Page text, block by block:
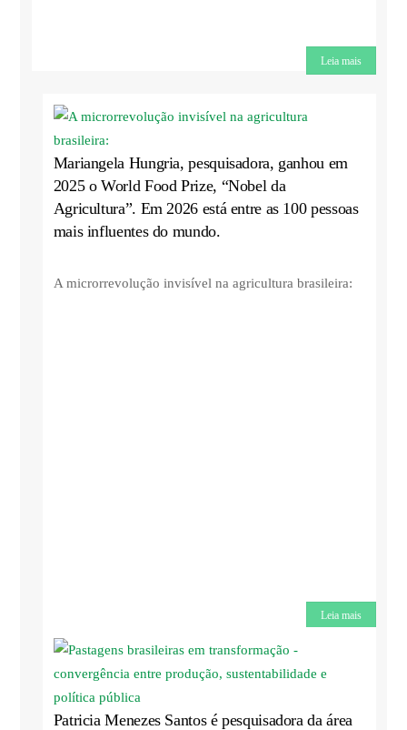
Leia mais
Mariangela Hungria, pesquisadora, ganhou em
2025 o World Food Prize, “Nobel da
Agricultura”. Em 2026 está entre as 100 pessoas
mais influentes do mundo.
A microrrevolução invisível na agricultura brasileira:
Leia mais
Patricia Menezes Santos é pesquisadora da área